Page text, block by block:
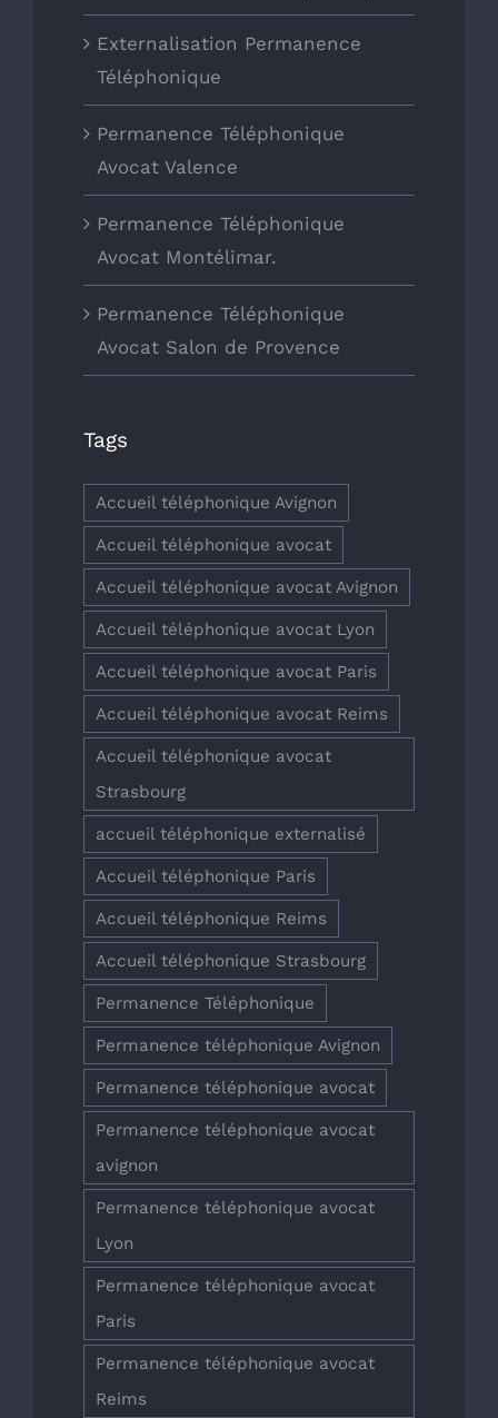
Externalisation Permanence
Téléphonique
Permanence Téléphonique
Avocat Valence
Permanence Téléphonique
Avocat Montélimar.
Permanence Téléphonique
Avocat Salon de Provence
Tags
Accueil téléphonique Avignon
Accueil téléphonique avocat
Accueil téléphonique avocat Avignon
Accueil téléphonique avocat Lyon
Accueil téléphonique avocat Paris
Accueil téléphonique avocat Reims
Accueil téléphonique avocat
Strasbourg
accueil téléphonique externalisé
Accueil téléphonique Paris
Accueil téléphonique Reims
Accueil téléphonique Strasbourg
Permanence Téléphonique
Permanence téléphonique Avignon
Permanence téléphonique avocat
Permanence téléphonique avocat
avignon
Permanence téléphonique avocat
Lyon
Permanence téléphonique avocat
Paris
Permanence téléphonique avocat
Reims